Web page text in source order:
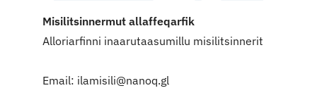
Misilitsinnermut allaffeqarfik
Alloriarfinni inaarutaasumillu misilitsinnerit
Email: ilamisili@nanoq.gl